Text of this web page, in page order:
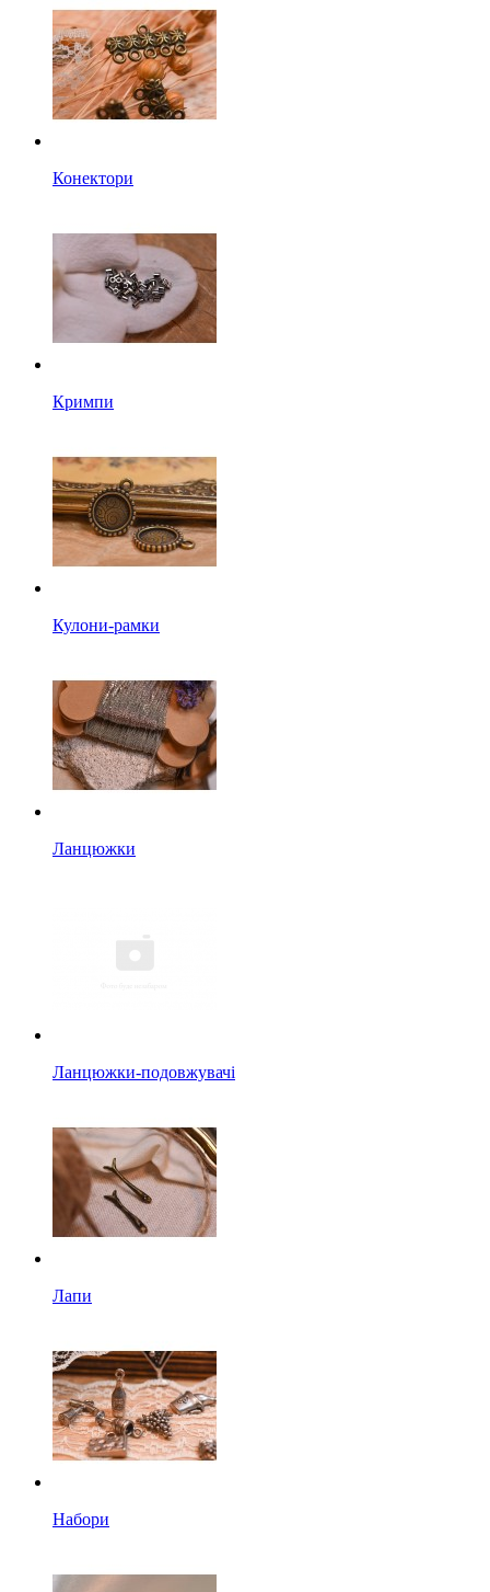
Конектори
Кримпи
Кулони-рамки
Ланцюжки
Ланцюжки-подовжувачі
Лапи
Набори